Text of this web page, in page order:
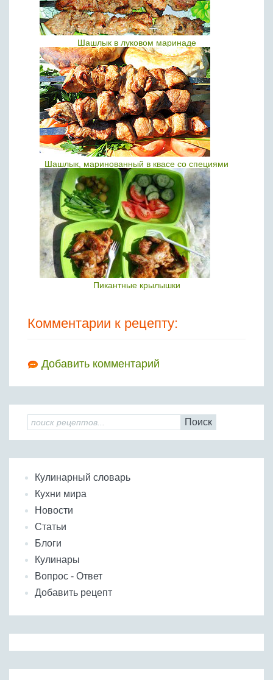
Шашлык в луковом маринаде
Шашлык, маринованный в квасе со специями
Пикантные крылышки
Комментарии к рецепту:
Добавить комментарий
Поиск
Кулинарный словарь
Кухни мира
Новости
Статьи
Блоги
Кулинары
Вопрос - Ответ
Добавить рецепт